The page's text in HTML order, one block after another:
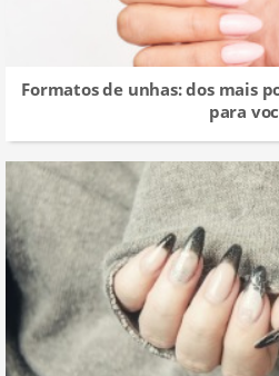
Formatos de unhas: dos mais
para